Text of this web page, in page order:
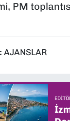
PM
AJANSLAR